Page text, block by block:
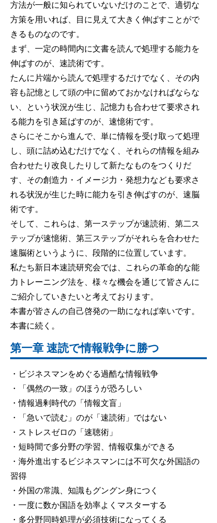
方法が一般に知られていないだけのことで、適切な
方策を用いれば、目に見えて大きく伸ばすことがで
きるものなのです。
まず、一定の時間内に文書を読んで処理する能力を
伸ばすのが、速読術です。
たんに片端から読んで処理するだけでなく、その内
容も記憶として頭の中に留めておかなければならな
い、という状況が生じ、記憶力も合わせて要求され
る能力を引き延ばすのが、速憶術です。
さらにそこから進んで、単に情報を受け取って処理
し、頭に詰め込むだけでなく、それらの情報を組み
合わせたり改良したりして新たなものをつくりだ
す、その創造力・イメージ力・発想力なども要求さ
れる状況が生じた時に能力を引き伸ばすのが、速脳
術です。
そして、これらは、第一ステップが速読術、第二ス
テップが速憶術、第三ステップがそれらを合わせた
速脳術というように、段階的に位置しています。
私たち新日本速読研究会では、これらの革命的な能
力トレーニング法を、様々な機会を通じて皆さんに
ご紹介していきたいと考えております。
本書が皆さんの自己啓発の一助になれば幸いです。
本書に続く。
第一章 速読で情報戦争に勝つ
・ビジネスマンをめぐる過酷な情報戦争
・「偶然の一致」のほうが恐ろしい
・情報過剰時代の「情報文盲」
・「急いで読む」のが「速読術」ではない
・ストレスゼロの「速聴術」
・短時間で多分野の学習、情報収集ができる
・海外進出するビジネスマンには不可欠な外国語の
習得
・外国の常識、知識もグングン身につく
・一度に数か国語を効率よくマスターする
・多分野同時処理が必須技術になってくる